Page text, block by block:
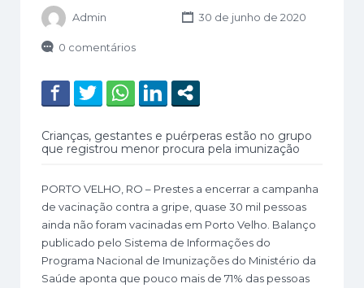
Admin 30 de junho de 2020
0 comentários
Crianças, gestantes e puérperas estão no grupo
que registrou menor procura pela imunização
PORTO VELHO, RO – Prestes a encerrar a campanha
de vacinação contra a gripe, quase 30 mil pessoas
ainda não foram vacinadas em Porto Velho. Balanço
publicado pelo Sistema de Informações do
Programa Nacional de Imunizações do Ministério da
Saúde aponta que pouco mais de 71% das pessoas